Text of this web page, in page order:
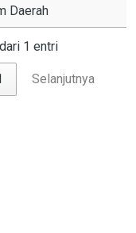
Daerah
1 entri
Selanjutnya